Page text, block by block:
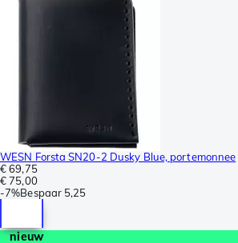
WESN Forsta SN20-2 Dusky Blue, portemonnee
€ 69,75
€ 75,00
-7%Bespaar 5,25
nieuw